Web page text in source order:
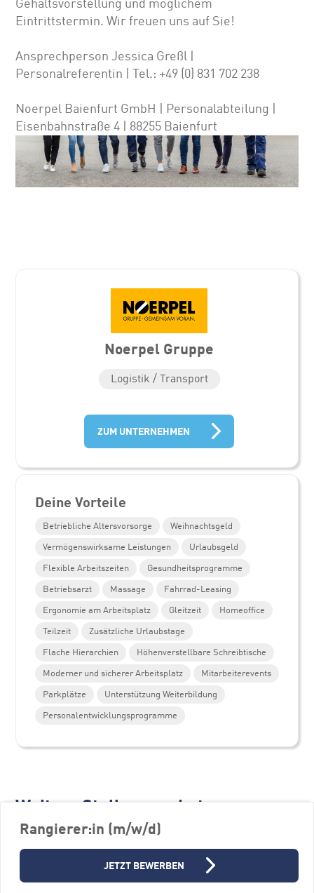
Gehalts­vor­stellung und möglichem
Eintrittstermin. Wir freuen uns auf Sie!
Ansprechperson Jessica Greßl |
Personalreferentin | Tel.: +49 (0) 831 702 238
Noerpel Baienfurt GmbH | Personalabteilung |
Eisenbahnstraße 4 | 88255 Baienfurt
Rangierer:in (m/w/d)
JETZT BEWERBEN
Noerpel Gruppe
Logistik / Transport
ZUM UNTERNEHMEN
Deine Vorteile
Betriebliche Altersvorsorge
Weihnachtsgeld
Vermögenswirksame Leistungen
Urlaubsgeld
Flexible Arbeitszeiten
Gesundheitsprogramme
Betriebsarzt
Massage
Fahrrad-Leasing
Ergonomie am Arbeitsplatz
Gleitzeit
Homeoffice
Teilzeit
Zusätzliche Urlaubstage
Flache Hierarchien
Höhenverstellbare Schreibtische
Moderner und sicherer Arbeitsplatz
Mitarbeiterevents
Parkplätze
Unterstützung Weiterbildung
Personalentwicklungsprogramme
Weitere Stellenangebote